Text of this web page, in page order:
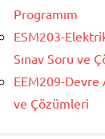
Programım
ESM203-
Sınav Soru ve
EEM209-Devre
ve Çözümleri